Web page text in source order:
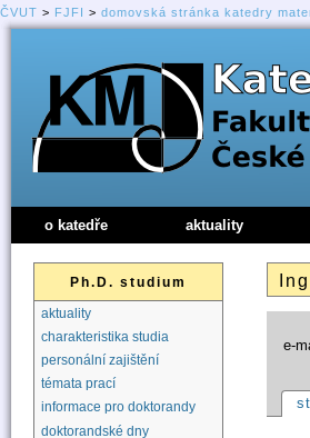
ČVUT > FJFI > domovská stránka katedry
e-
o katedře aktuality
Ph.D. studium
aktuality
charakteristika studia
personální zajištění
témata prací
informace pro doktorandy
doktorandské dny